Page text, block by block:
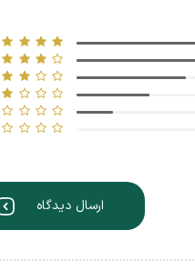
ارسال دیدگاه